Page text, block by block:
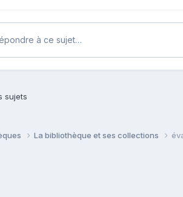
à ce sujet…
sujets
La bibliothèque et ses collections